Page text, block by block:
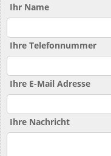
Ihr Name
Ihre Telefonnummer
Ihre E-Mail Adresse
Ihre Nachricht